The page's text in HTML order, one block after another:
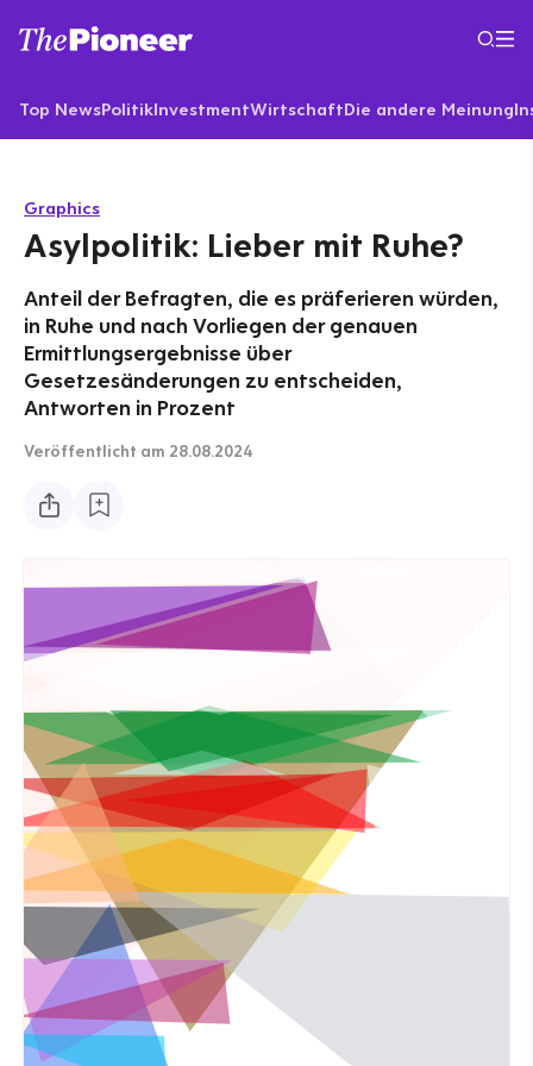
Top NewsPolitikInvestmentWirtschaftDie andere Meinung
Graphics
Asylpolitik: Lieber mit Ruhe?
Anteil der Befragten, die es präferieren würden,
in Ruhe und nach Vorliegen der genauen
Ermittlungsergebnisse über
Gesetzesänderungen zu entscheiden,
Antworten in Prozent
Veröffentlicht am 28.08.2024